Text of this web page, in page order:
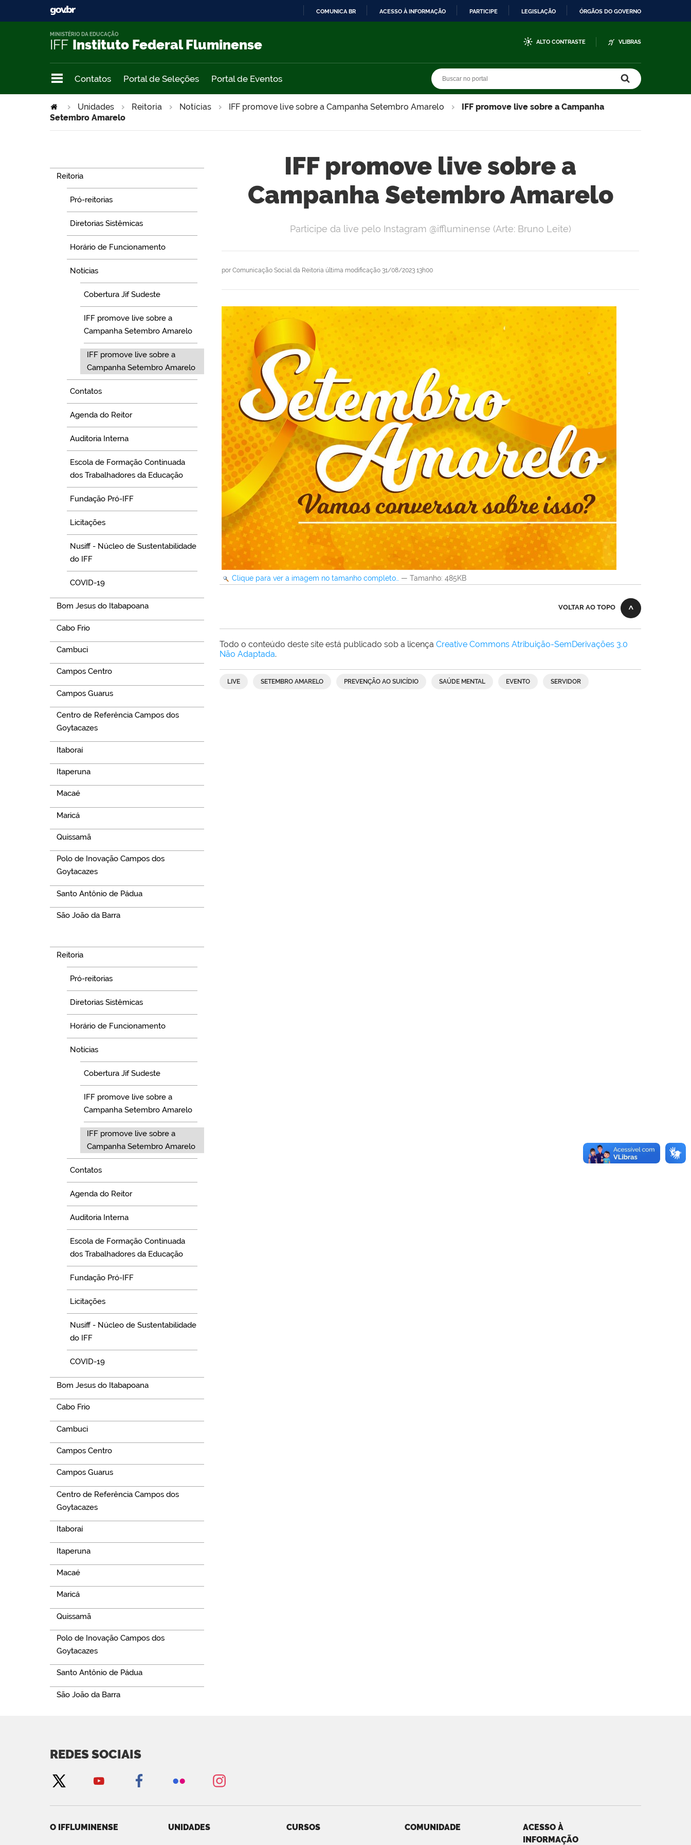
COMUNICA BR ACESSO À INFORMAÇÃO PARTICIPE LEGISLAÇÃO ÓRGÃOS DO GOVERNO
IFF Instituto Federal Fluminense
MINISTÉRIO DA EDUCAÇÃO
ALTO CONTRASTE VLIBRAS
Contatos Portal de Seleções Portal de Eventos
Unidades Reitoria Notícias IFF promove live sobre a Campanha Setembro Amarelo
IFF promove live sobre a Campanha
Setembro Amarelo
Reitoria
Pró-reitorias
Diretorias Sistêmicas
Horário de Funcionamento
Notícias
Cobertura Jif Sudeste
IFF promove live sobre a
Campanha Setembro Amarelo
IFF promove live sobre a
Campanha Setembro Amarelo
Contatos
Agenda do Reitor
Auditoria Interna
Escola de Formação Continuada
dos Trabalhadores da Educação
Fundação Pró-IFF
Licitações
Nusiff - Núcleo de Sustentabilidade
do IFF
COVID-19
Bom Jesus do Itabapoana
Cabo Frio
Cambuci
Campos Centro
Campos Guarus
Centro de Referência Campos dos
Goytacazes
Itaboraí
Itaperuna
Macaé
Maricá
Quissamã
Polo de Inovação Campos dos
Goytacazes
Santo Antônio de Pádua
São João da Barra
Reitoria
Pró-reitorias
Diretorias Sistêmicas
Horário de Funcionamento
Notícias
Cobertura Jif Sudeste
IFF promove live sobre a
Campanha Setembro Amarelo
IFF promove live sobre a
Campanha Setembro Amarelo
Contatos
Agenda do Reitor
Auditoria Interna
Escola de Formação Continuada
dos Trabalhadores da Educação
Fundação Pró-IFF
Licitações
Nusiff - Núcleo de Sustentabilidade
do IFF
COVID-19
Bom Jesus do Itabapoana
Cabo Frio
Cambuci
Campos Centro
Campos Guarus
Centro de Referência Campos dos
Goytacazes
Itaboraí
Itaperuna
Macaé
Maricá
Quissamã
Polo de Inovação Campos dos
Goytacazes
Santo Antônio de Pádua
São João da Barra
IFF promove live sobre a
Campanha Setembro Amarelo
por Comunicação Social da Reitoria última modificação 31/08/2023 13h00
Participe da live pelo Instagram @iffluminense (Arte: Bruno Leite)
Clique para ver a imagem no tamanho completo… — Tamanho: 485KB
VOLTAR AO TOPO
Todo o conteúdo deste site está publicado sob a licença Creative Commons Atribuição-SemDerivações 3.0
Não Adaptada.
LIVE SETEMBRO AMARELO PREVENÇÃO AO SUICÍDIO SAÚDE MENTAL EVENTO SERVIDOR
REDES SOCIAIS
O IFFLUMINENSE UNIDADES CURSOS COMUNIDADE
ACESSO À
INFORMAÇÃO